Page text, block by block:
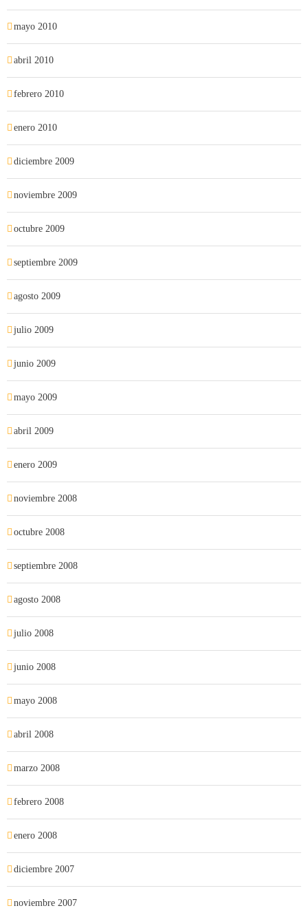
mayo 2010
abril 2010
febrero 2010
enero 2010
diciembre 2009
noviembre 2009
octubre 2009
septiembre 2009
agosto 2009
julio 2009
junio 2009
mayo 2009
abril 2009
enero 2009
noviembre 2008
octubre 2008
septiembre 2008
agosto 2008
julio 2008
junio 2008
mayo 2008
abril 2008
marzo 2008
febrero 2008
enero 2008
diciembre 2007
noviembre 2007